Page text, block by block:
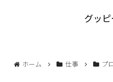
グッ
ホーム 仕事 プ